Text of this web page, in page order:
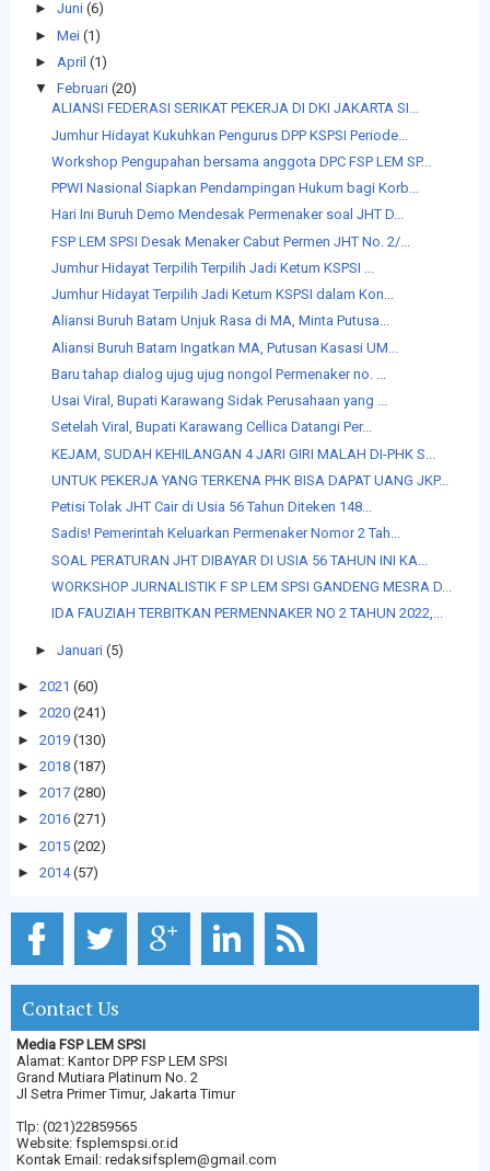
► Juni (6)
► Mei (1)
► April (1)
▼
Februari (20)
ALIANSI FEDERASI SERIKAT PEKERJA DI DKI JAKARTA SI...
Jumhur Hidayat Kukuhkan Pengurus DPP KSPSI Periode...
Workshop Pengupahan bersama anggota DPC FSP LEM SP...
PPWI Nasional Siapkan Pendampingan Hukum bagi Korb...
Hari Ini Buruh Demo Mendesak Permenaker soal JHT D...
FSP LEM SPSI Desak Menaker Cabut Permen JHT No. 2/...
Jumhur Hidayat Terpilih Terpilih Jadi Ketum KSPSI ...
Jumhur Hidayat Terpilih Jadi Ketum KSPSI dalam Kon...
Aliansi Buruh Batam Unjuk Rasa di MA, Minta Putusa...
Aliansi Buruh Batam Ingatkan MA, Putusan Kasasi UM...
Baru tahap dialog ujug ujug nongol Permenaker no. ...
Usai Viral, Bupati Karawang Sidak Perusahaan yang ...
Setelah Viral, Bupati Karawang Cellica Datangi Per...
KEJAM, SUDAH KEHILANGAN 4 JARI GIRI MALAH DI-PHK S...
UNTUK PEKERJA YANG TERKENA PHK BISA DAPAT UANG JKP...
Petisi Tolak JHT Cair di Usia 56 Tahun Diteken 148...
Sadis! Pemerintah Keluarkan Permenaker Nomor 2 Tah...
SOAL PERATURAN JHT DIBAYAR DI USIA 56 TAHUN INI KA...
WORKSHOP JURNALISTIK F SP LEM SPSI GANDENG MESRA D...
IDA FAUZIAH TERBITKAN PERMENNAKER NO 2 TAHUN 2022,...
► Januari (5)
► 2021 (60)
► 2020 (241)
► 2019 (130)
► 2018 (187)
► 2017 (280)
► 2016 (271)
► 2015 (202)
► 2014 (57)
Contact Us
Media FSP LEM SPSI
Alamat: Kantor DPP FSP LEM SPSI
Grand Mutiara Platinum No. 2
Jl Setra Primer Timur, Jakarta Timur
Tlp: (021)22859565
Website: fsplemspsi.or.id
Kontak Email: redaksifsplem@gmail.com